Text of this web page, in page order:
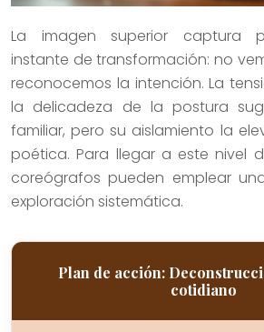
La imagen superior captura
instante de transformación: no
reconocemos la intención. La
la delicadeza de la postura
familiar, pero su aislamiento la
poética. Para llegar a este nivel
coreógrafos pueden emplear
exploración sistemática.
Plan de acción:
cotidiano